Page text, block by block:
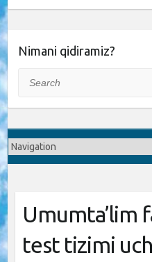
Nimani qidiramiz?
Umumta’lim
test tizimi